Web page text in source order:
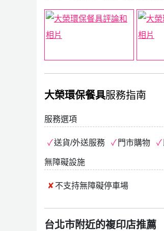
大榮環保餐具服務指南
服務選項
送貨/外送服務 門市購物
無障礙設施
不支持無障礙停車場
台北市附近的複印店推薦